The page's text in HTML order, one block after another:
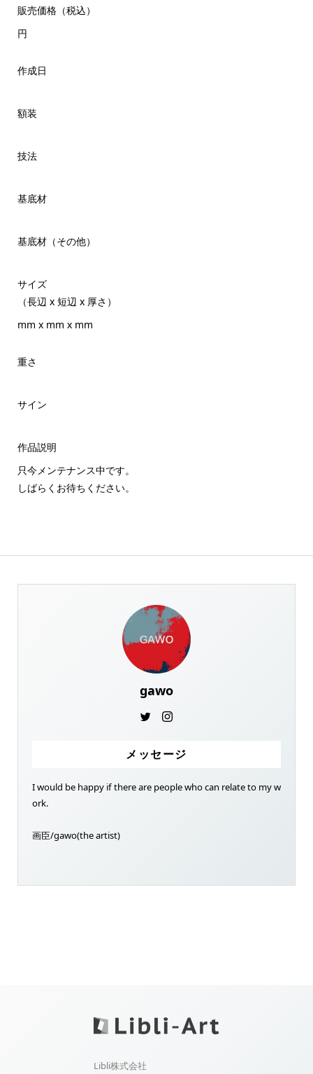
販売価格（税込）
円
作成日
額装
技法
基底材
基底材（その他）
サイズ
（長辺 x 短辺 x 厚さ）
mm x mm x mm
重さ
サイン
作品説明
只今メンテナンス中です。
しばらくお待ちください。
gawo
メッセージ
I would be happy if there are people who can relate to my w
ork.
画臣/gawo(the artist)
Libli株式会社